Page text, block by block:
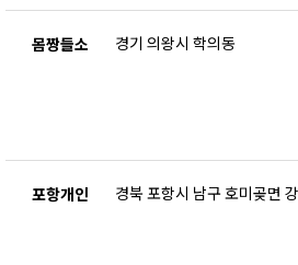
몸짱들소 경기 의왕시 학의동
포항개인 경북 포항시 남구 호미곶면